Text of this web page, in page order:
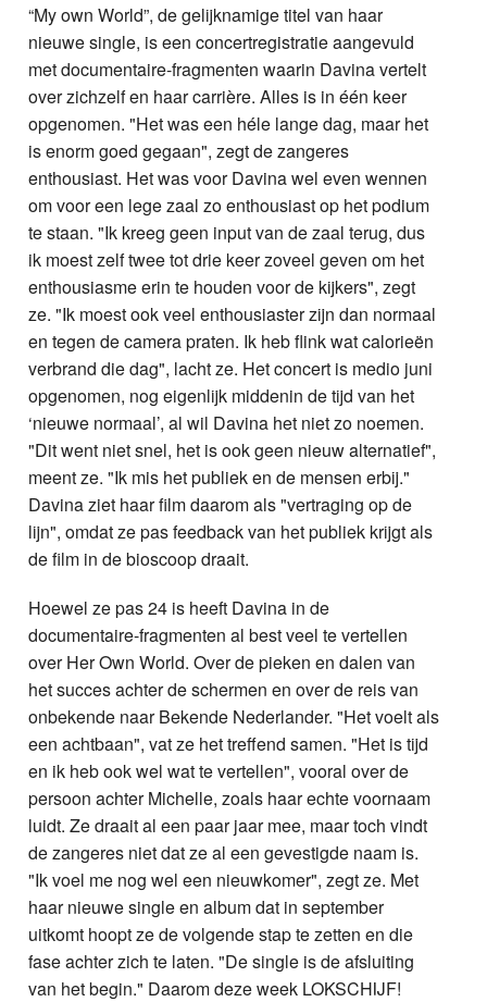
“My own World”, de gelijknamige titel van haar
nieuwe single, is een concertregistratie aangevuld
met documentaire-fragmenten waarin Davina vertelt
over zichzelf en haar carrière. Alles is in één keer
opgenomen. "Het was een héle lange dag, maar het
is enorm goed gegaan", zegt de zangeres
enthousiast. Het was voor Davina wel even wennen
om voor een lege zaal zo enthousiast op het podium
te staan. "Ik kreeg geen input van de zaal terug, dus
ik moest zelf twee tot drie keer zoveel geven om het
enthousiasme erin te houden voor de kijkers", zegt
ze. "Ik moest ook veel enthousiaster zijn dan normaal
en tegen de camera praten. Ik heb flink wat calorieën
verbrand die dag", lacht ze. Het concert is medio juni
opgenomen, nog eigenlijk middenin de tijd van het
‘nieuwe normaal’, al wil Davina het niet zo noemen.
"Dit went niet snel, het is ook geen nieuw alternatief",
meent ze. "Ik mis het publiek en de mensen erbij."
Davina ziet haar film daarom als "vertraging op de
lijn", omdat ze pas feedback van het publiek krijgt als
de film in de bioscoop draait.
Hoewel ze pas 24 is heeft Davina in de
documentaire-fragmenten al best veel te vertellen
over Her Own World. Over de pieken en dalen van
het succes achter de schermen en over de reis van
onbekende naar Bekende Nederlander. "Het voelt als
een achtbaan", vat ze het treffend samen. "Het is tijd
en ik heb ook wel wat te vertellen", vooral over de
persoon achter Michelle, zoals haar echte voornaam
luidt. Ze draait al een paar jaar mee, maar toch vindt
de zangeres niet dat ze al een gevestigde naam is.
"Ik voel me nog wel een nieuwkomer", zegt ze. Met
haar nieuwe single en album dat in september
uitkomt hoopt ze de volgende stap te zetten en die
fase achter zich te laten. "De single is de afsluiting
van het begin." Daarom deze week LOKSCHIJF!